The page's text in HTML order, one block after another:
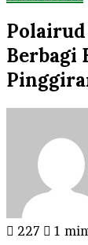
Berbagi
227
1